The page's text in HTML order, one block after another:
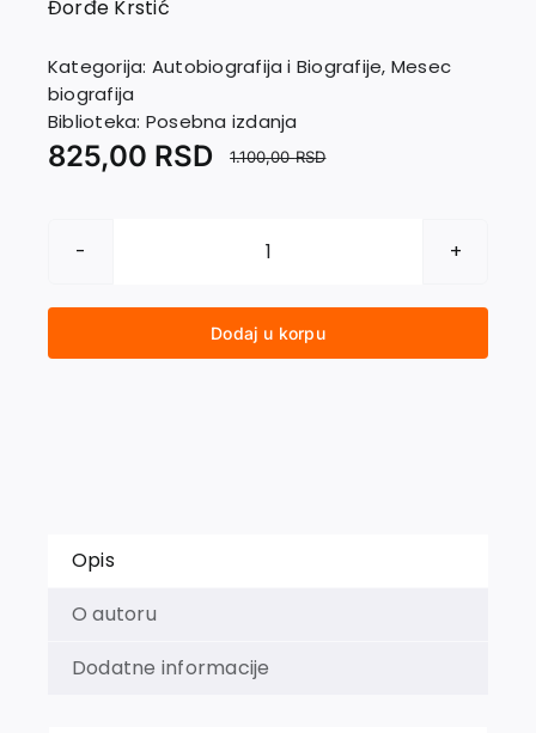
EU PROJEKTI
Đorđe Krstić
Kategorija: Autobiografija i Biografije, Mesec
biografija
Biblioteka: Posebna izdanja
1.100,00RSD
825,00 RSD
MILEVA
ALBERT
AJNŠTAJN
Dodaj u korpu
Opis
O autoru
Dodatne informacije